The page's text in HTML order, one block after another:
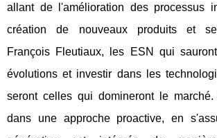
allant de l'amélioration des processus
création de nouveaux produits et
François Fleutiaux, les ESN qui
évolutions et investir dans les
seront celles qui domineront le
dans une approche proactive, en